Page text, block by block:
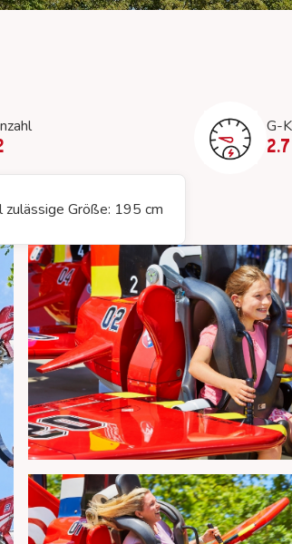
Duinrell App
G-
zulässige Größe: 195 cm